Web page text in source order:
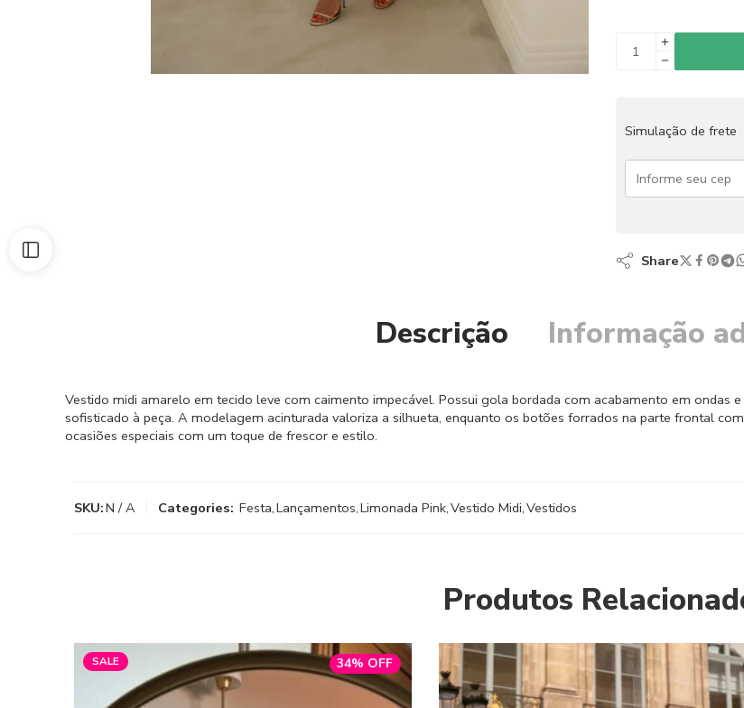
Simulação de frete
Share
Descrição Informação
Vestido midi amarelo em tecido leve com caimento impecável. Possui gola bordada com acabamento em ondas
sofisticado à peça. A modelagem acinturada valoriza a silhueta, enquanto os botões forrados na parte frontal
ocasiões especiais com um toque de frescor e estilo.
SKU:N / A Categories: Festa,Lançamentos,Limonada Pink,Vestido Midi,Vestidos
Produtos
SALE 34% OFF